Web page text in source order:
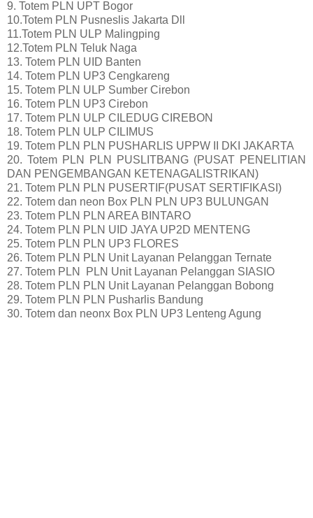
9. Totem PLN UPT Bogor
10.Totem PLN Pusneslis Jakarta Dll
11.Totem PLN ULP Malingping
12.Totem PLN Teluk Naga
13. Totem PLN UID Banten
14. Totem PLN UP3 Cengkareng
15. Totem PLN ULP Sumber Cirebon
16. Totem PLN UP3 Cirebon
17. Totem PLN ULP CILEDUG CIREBON
18. Totem PLN ULP CILIMUS
19. Totem PLN PLN PUSHARLIS UPPW II DKI JAKARTA
20. Totem PLN PLN PUSLITBANG (PUSAT PENELITIAN
DAN PENGEMBANGAN KETENAGALISTRIKAN)
21. Totem PLN PLN PUSERTIF(PUSAT SERTIFIKASI)
22. Totem dan neon Box PLN PLN UP3 BULUNGAN
23. Totem PLN PLN AREA BINTARO
24. Totem PLN PLN UID JAYA UP2D MENTENG
25. Totem PLN PLN UP3 FLORES
26. Totem PLN PLN Unit Layanan Pelanggan Ternate
27. Totem PLN PLN Unit Layanan Pelanggan SIASIO
28. Totem PLN PLN Unit Layanan Pelanggan Bobong
29. Totem PLN PLN Pusharlis Bandung
30. Totem dan neonx Box PLN UP3 Lenteng Agung